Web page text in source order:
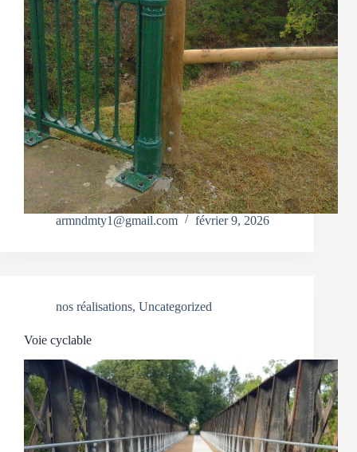
armndmty1@gmail.com février 9, 2026
nos réalisations, Uncategorized
Voie cyclable